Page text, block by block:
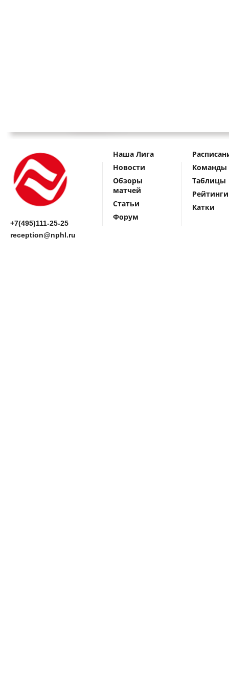
+7(495)111-25-25
reception@nphl.ru
Наша Лига
Новости
Обзоры
матчей
Статьи
Форум
Команды
Таблицы
Рейтинги
Катки